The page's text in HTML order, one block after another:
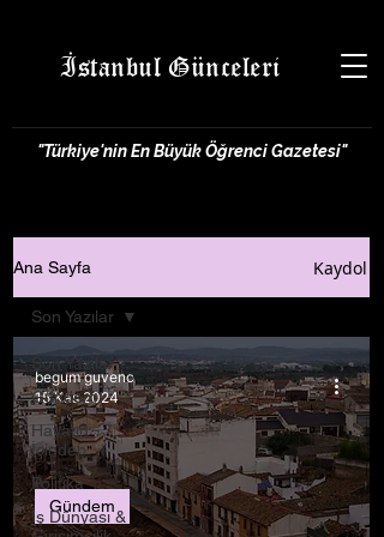
İstanbul Günceleri
"Türkiye'nin En Büyük Öğrenci Gazetesi"
Ana Sayfa Kaydol
Son Yazılar
Gündem
Hayatın
İçinden
Politika
İş Dünyası &
Son Yazılar
Gündem
begum guvenc
15 Kas 2024